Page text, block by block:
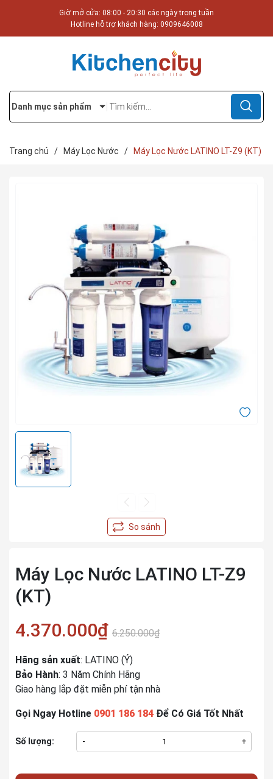
Giờ mở cửa: 08:00 - 20:30 các ngày trong tuần
Hotline hỗ trợ khách hàng: 0909646008
Danh mục sản phẩm
Trang chủ / Máy Lọc Nước / Máy Lọc Nước LATINO LT-Z9 (KT)
Máy Lọc Nước LATINO LT-Z9
(KT)
4.370.000₫ 6.250.000₫
Hãng sản xuất: LATINO (Ý)
Bảo Hành: 3 Năm Chính Hãng
Giao hàng lắp đặt miễn phí tận nhà
Gọi Ngay Hotline 0901 186 184 Để Có Giá Tốt Nhất
Số lượng: - +